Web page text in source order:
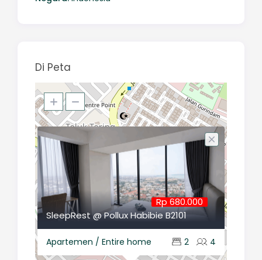
Di Peta
SleepRest @ Pollux Habibie B2101
Apartemen / Entire home 4
2
Rp 680.000